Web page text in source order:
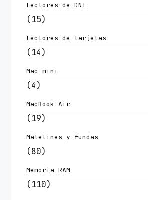
Lectores de DNI
(15)
Lectores de tarjetas
(14)
Mac mini
(4)
MacBook Air
(19)
Maletines y fundas
(80)
Memoria RAM
(110)